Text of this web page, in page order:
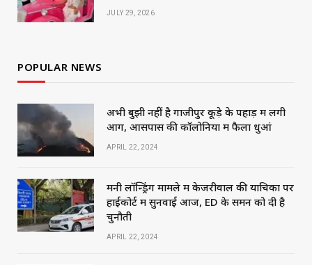
JULY 29, 2026
POPULAR NEWS
अभी बुझी नहीं है गाजीपुर कूड़े के पहाड़ में लगी
आग, आसपास की कॉलोनियों में फैला धुआं
APRIL 22, 2024
मनी लॉन्ड्रिंग मामले में केजरीवाल की याचिका पर
हाईकोर्ट में सुनवाई आज, ED के समन को दी है
चुनौती
APRIL 22, 2024